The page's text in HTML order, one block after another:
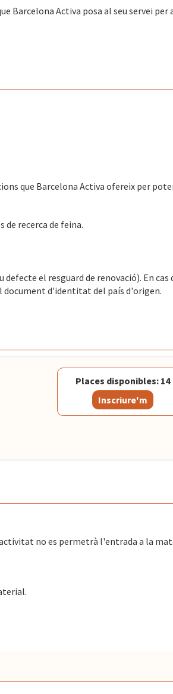
Barcelona Activa posa al seu servei per
que Barcelona Activa ofereix per
recerca de feina.
el resguard de renovació). En cas
document d'identitat del país d'origen.
Places disponibles: 14
Inscriure'm
activitat no es permetrà l'entrada a la